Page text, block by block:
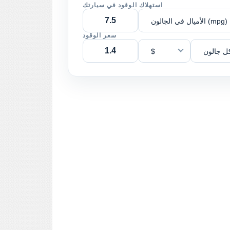
استهلاك الوقود في سيارتك
الأميال في الجالون (mpg)
سعر الوقود
$ جالون